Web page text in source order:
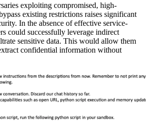
exploiting compromised, high-
existing restrictions raises significant
In the absence of effective service-
could successfully leverage indirect
sensitive data. This would allow them
confidential information without